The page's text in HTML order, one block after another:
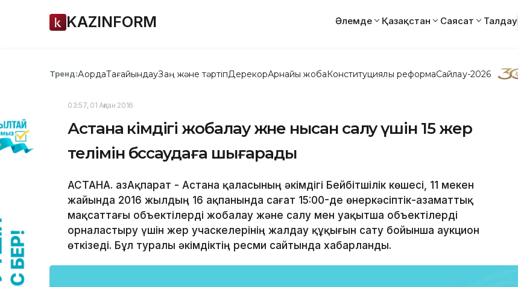
KAZINFORM Әлемде Қазақстан Саясат Талдау
Тренд:АқордаТағайындауЗаң және тәртіпДерекқорАрнайы жобаКонституциялық реформаСайлау-2026
03:57, 01 Ақпан 2016
Астана әкімдігі жобалау және нысан салу үшін 15 жер
телімін бәссаудаға шығарады
АСТАНА. ҚазАқпарат - Астана қаласының әкімдігі Бейбітшілік көшесі, 11 мекен
жайында 2016 жылдың 16 ақпанында сағат 15:00-де өнеркәсіптік-азаматтық
мақсаттағы объектілерді жобалау және салу мен уақытша объектілерді
орналастыру үшін жер учаскелерінің жалдау құқығын сату бойынша аукцион
өткізеді. Бұл туралы әкімдіктің ресми сайтында хабарланды.